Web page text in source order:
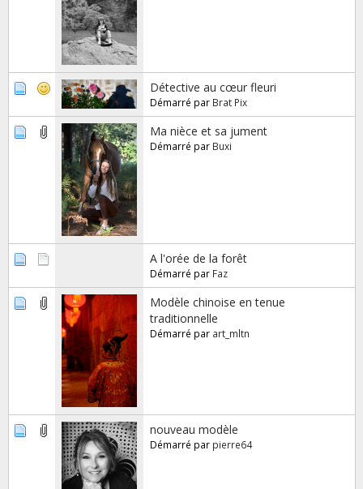
Détective au cœur fleuri
Démarré par Brat Pix
Ma nièce et sa jument
Démarré par Buxi
A l'orée de la forêt
Démarré par Faz
Modèle chinoise en tenue
traditionnelle
Démarré par art_mltn
nouveau modèle
Démarré par pierre64